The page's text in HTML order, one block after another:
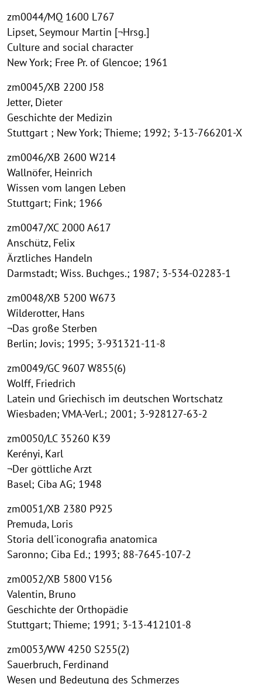
zm0044/MQ 1600 L767
Lipset, Seymour Martin [¬Hrsg.]
Culture and social character
New York; Free Pr. of Glencoe; 1961
zm0045/XB 2200 J58
Jetter, Dieter
Geschichte der Medizin
Stuttgart ; New York; Thieme; 1992; 3-13-766201-X
zm0046/XB 2600 W214
Wallnöfer, Heinrich
Wissen vom langen Leben
Stuttgart; Fink; 1966
zm0047/XC 2000 A617
Anschütz, Felix
Ärztliches Handeln
Darmstadt; Wiss. Buchges.; 1987; 3-534-02283-1
zm0048/XB 5200 W673
Wilderotter, Hans
¬Das große Sterben
Berlin; Jovis; 1995; 3-931321-11-8
zm0049/GC 9607 W855(6)
Wolff, Friedrich
Latein und Griechisch im deutschen Wortschatz
Wiesbaden; VMA-Verl.; 2001; 3-928127-63-2
zm0050/LC 35260 K39
Kerényi, Karl
¬Der göttliche Arzt
Basel; Ciba AG; 1948
zm0051/XB 2380 P925
Premuda, Loris
Storia dell'iconografia anatomica
Saronno; Ciba Ed.; 1993; 88-7645-107-2
zm0052/XB 5800 V156
Valentin, Bruno
Geschichte der Orthopädie
Stuttgart; Thieme; 1991; 3-13-412101-8
zm0053/WW 4250 S255(2)
Sauerbruch, Ferdinand
Wesen und Bedeutung des Schmerzes